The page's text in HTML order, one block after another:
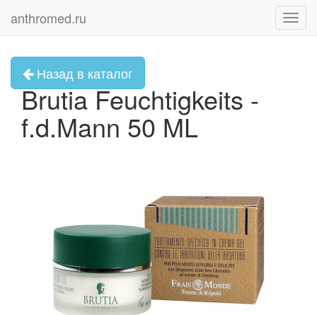
anthromed.ru
Назад в каталог
Brutia Feuchtigkeits -
f.d.Mann 50 ML